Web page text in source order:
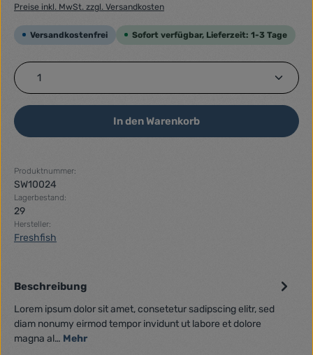
Preise inkl. MwSt. zzgl. Versandkosten
Versandkostenfrei Sofort verfügbar, Lieferzeit: 1-3 Tage
Produkt Anzahl: Gib den gewünschten Wert ein
In den Warenkorb
Produktnummer:
SW10024
Lagerbestand:
29
Hersteller:
Freshfish
Beschreibung
Lorem ipsum dolor sit amet, consetetur sadipscing elitr, sed
diam nonumy eirmod tempor invidunt ut labore et dolore
magna al… Mehr